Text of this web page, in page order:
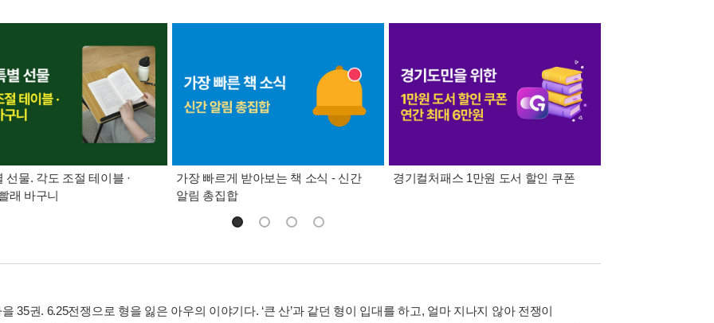
선물. 각도 조절 테이블 ·
래 바구니
가장 빠르게 받아보는 책 소식 - 신간
알림 총집합
경기컬처패스 1만원 도서 할인 쿠폰
35권. 6.25전쟁으로 형을 잃은 아우의 이야기다. ‘큰 산’과 같던 형이 입대를 하고, 얼마 지나지 않아 전쟁이